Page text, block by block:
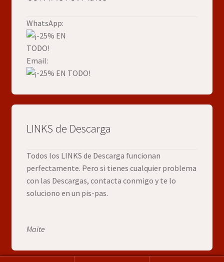
WhatsApp:
Email:
LINKS de Descarga
Todos los LINKS de Descarga funcionan
perfectamente. Pero si tienes cualquier problema
con las Descargas, contacta conmigo y te lo
soluciono en un pis-pas.
Maite